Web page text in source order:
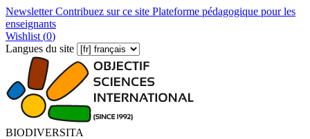
NewsletterContribuez sur ce site Plateforme pédagogique pour les
enseignants
Wishlist (0)
Langues du site
BIODIVERSITA